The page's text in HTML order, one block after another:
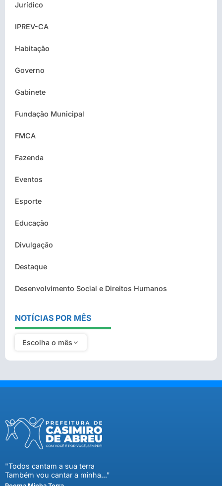
Jurídico
IPREV-CA
Habitação
Governo
Gabinete
Fundação Municipal
FMCA
Fazenda
Eventos
Esporte
Educação
Divulgação
Destaque
Desenvolvimento Social e Direitos Humanos
NOTÍCIAS POR MÊS
Escolha o mês
"Todos cantam a sua terra
Também vou cantar a minha..."